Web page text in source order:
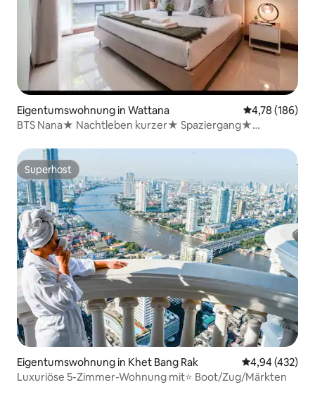
Eigentumswohnung in Wattana
4,78 (186)
BTS Nana★ Nachtleben kurzer★ Spaziergang★
Superhost
Superhost
Eigentumswohnung in Khet Bang Rak
4,94 (432)
Luxuriöse 5-Zimmer-Wohnung mit⭐ Boot/Zug/Märkten